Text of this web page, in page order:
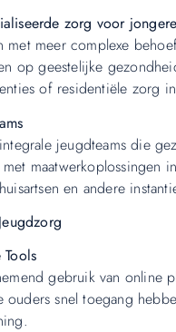
zorg voor
met meer complexe
op geestelijke
of residentiële zorg
jeugdteams die
maatwerkoplossingen
en andere
gebruik van online
ouders snel toegang